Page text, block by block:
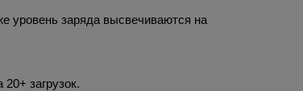
уровень заряда высвечиваются на
загрузок.